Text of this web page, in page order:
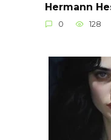
Hermann
0 128